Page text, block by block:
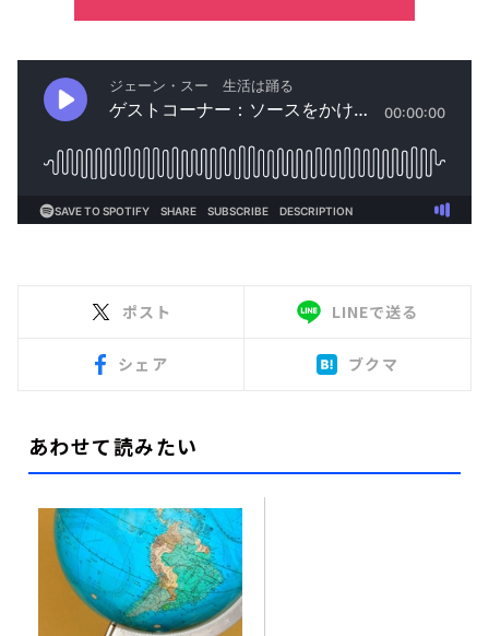
ポスト LINEで送る
シェア ブクマ
あわせて読みたい